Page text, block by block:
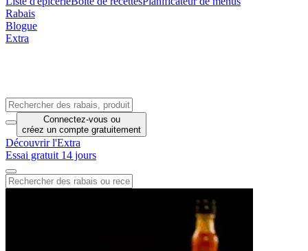
Rabais
Blogue
Extra
Connectez-vous ou
créez un compte gratuitement
Découvrir l'Extra
Essai gratuit 14 jours